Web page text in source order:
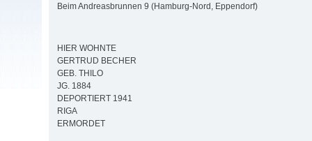
Beim Andreasbrunnen 9 (Hamburg-Nord, Eppendorf)
HIER WOHNTE
GERTRUD BECHER
GEB. THILO
JG. 1884
DEPORTIERT 1941
RIGA
ERMORDET